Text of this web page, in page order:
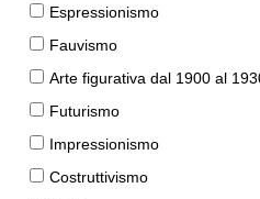
Espressionismo
Fauvismo
Arte figurativa dal 1900 al
Futurismo
Impressionismo
Costruttivismo